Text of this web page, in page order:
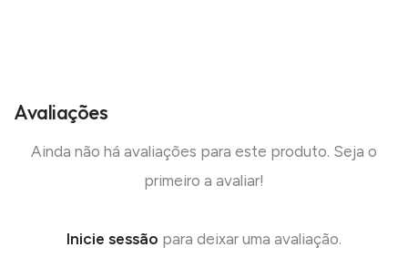
Avaliações
Ainda não há avaliações para este produto. Seja o
primeiro a avaliar!
Inicie sessão para deixar uma avaliação.